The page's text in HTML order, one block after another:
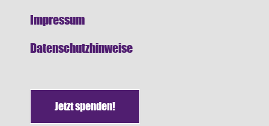
Impressum
Datenschutzhinweise
Jetzt spenden!